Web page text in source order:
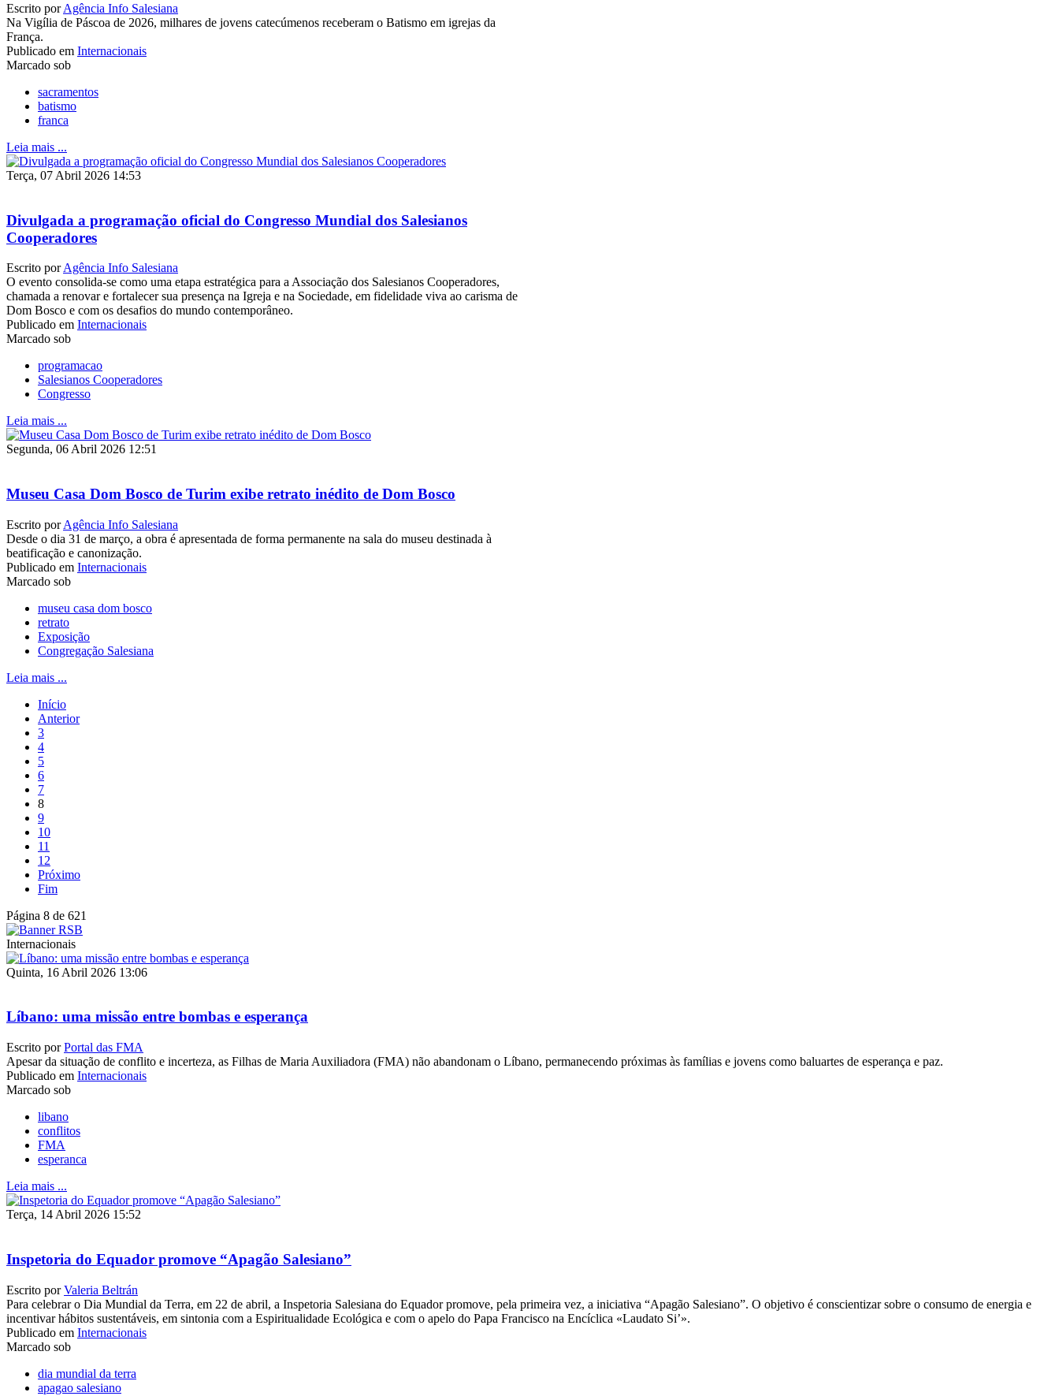
Escrito porAgência Info Salesiana
Na Vigília de Páscoa de 2026, milhares de jovens catecúmenos receberam o Batismo em igrejas da
França.
Publicado em Internacionais
Marcado sob
sacramentos
batismo
franca
Leia mais ...
Terça, 07 Abril 2026 14:53
Divulgada a programação oficial do Congresso Mundial dos Salesianos
Cooperadores
Escrito porAgência Info Salesiana
O evento consolida-se como uma etapa estratégica para a Associação dos Salesianos Cooperadores,
chamada a renovar e fortalecer sua presença na Igreja e na Sociedade, em fidelidade viva ao carisma de
Dom Bosco e com os desafios do mundo contemporâneo.
Publicado em Internacionais
Marcado sob
programacao
Salesianos Cooperadores
Congresso
Leia mais ...
Segunda, 06 Abril 2026 12:51
Museu Casa Dom Bosco de Turim exibe retrato inédito de Dom Bosco
Escrito porAgência Info Salesiana
Desde o dia 31 de março, a obra é apresentada de forma permanente na sala do museu destinada à
beatificação e canonização.
Publicado em Internacionais
Marcado sob
museu casa dom bosco
retrato
Exposição
Congregação Salesiana
Leia mais ...
Início
Anterior
3
4
5
6
7
8
9
10
11
12
Próximo
Fim
Página 8 de 621
Internacionais
Quinta, 16 Abril 2026 13:06
Líbano: uma missão entre bombas e esperança
Escrito porPortal das FMA
Apesar da situação de conflito e incerteza, as Filhas de Maria Auxiliadora (FMA) não abandonam o Líbano, permanecendo próximas às famílias e jovens como baluartes de esperança e paz.
Publicado em Internacionais
Marcado sob
libano
conflitos
FMA
esperanca
Leia mais ...
Terça, 14 Abril 2026 15:52
Inspetoria do Equador promove “Apagão Salesiano”
Escrito porValeria Beltrán
Para celebrar o Dia Mundial da Terra, em 22 de abril, a Inspetoria Salesiana do Equador promove, pela primeira vez, a iniciativa “Apagão Salesiano”. O objetivo é conscientizar sobre o consumo de energia e
incentivar hábitos sustentáveis, em sintonia com a Espiritualidade Ecológica e com o apelo do Papa Francisco na Encíclica «Laudato Si’».
Publicado em Internacionais
Marcado sob
dia mundial da terra
apagao salesiano